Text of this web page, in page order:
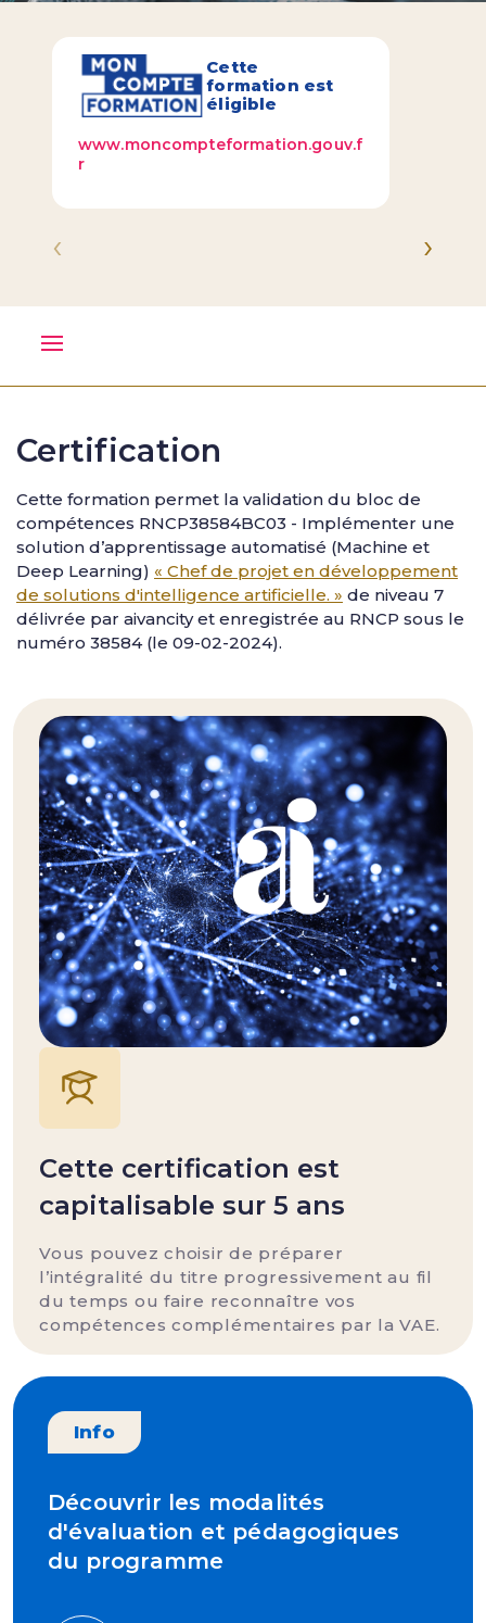
Cette
formation est
éligible
www.moncompteformation.gouv.f
r
‹ ›
Certification
Cette formation permet la validation du bloc de
compétences RNCP38584BC03 - Implémenter une
solution d’apprentissage automatisé (Machine et
Deep Learning) « Chef de projet en développement
de solutions d'intelligence artificielle. » de niveau 7
délivrée par aivancity et enregistrée au RNCP sous le
numéro 38584 (le 09-02-2024).
Cette certification est
capitalisable sur 5 ans
Vous pouvez choisir de préparer
l’intégralité du titre progressivement au fil
du temps ou faire reconnaître vos
compétences complémentaires par la VAE.
Info
Découvrir les modalités
d'évaluation et pédagogiques
du programme